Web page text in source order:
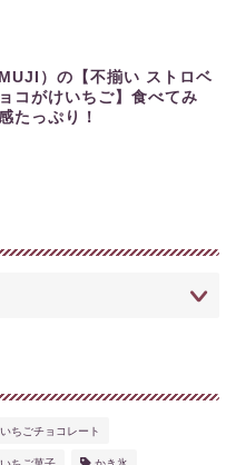
）の【不揃い ストロベ
コがけいちご】食べてみ
たっぷり！
いちごチョコレート